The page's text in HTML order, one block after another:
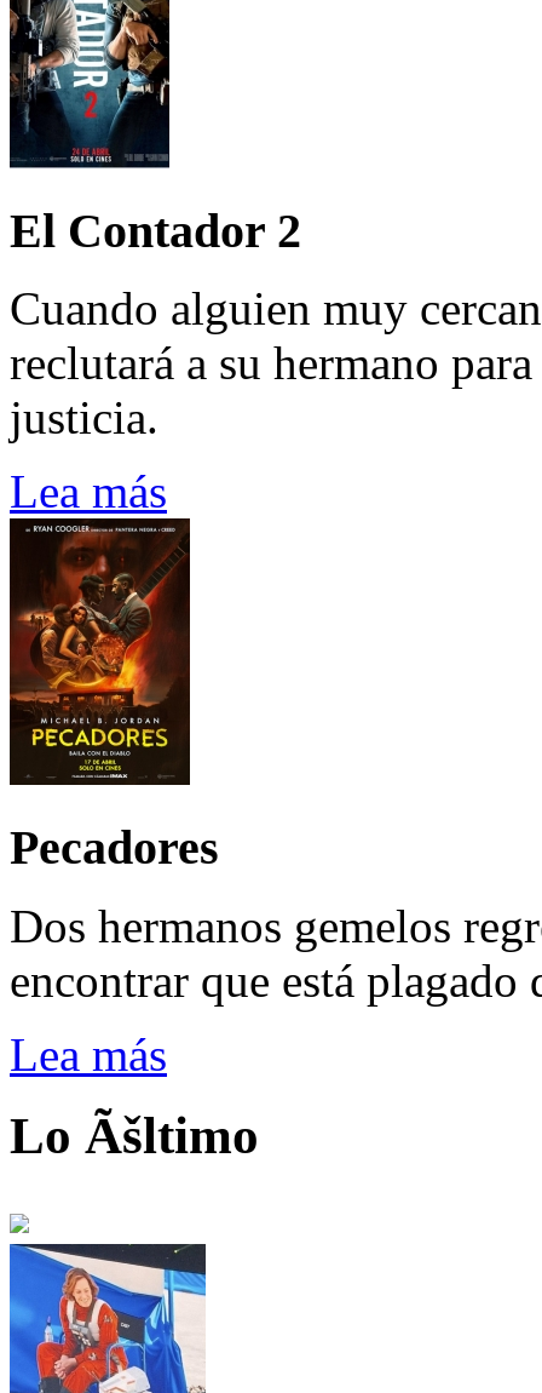
El Contador 2
Cuando alguien muy
reclutará a su hermano
justicia.
Lea más
Pecadores
Dos hermanos gemelos
encontrar que está
Lea más
Lo Ãšltimo